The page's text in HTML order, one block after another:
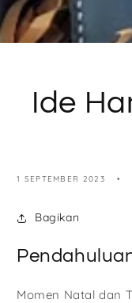
Ide
1 SEPTEMBER 2023
Bagikan
Momen Natal dan